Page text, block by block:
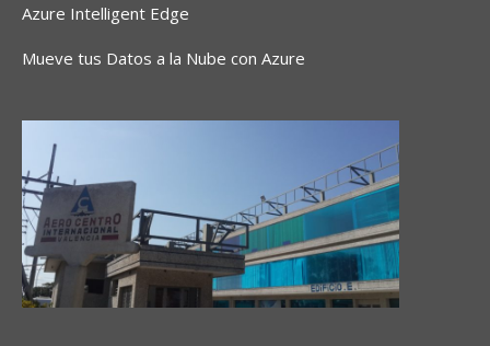
Azure Intelligent Edge
Mueve tus Datos a la Nube con Azure